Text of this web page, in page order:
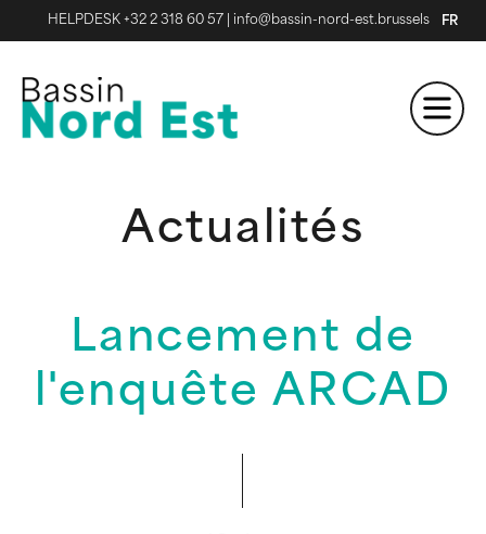
HELPDESK +32 2 318 60 57 info@bassin-nord-est.brussels FR
Actualités
Lancement de
l'enquête ARCAD